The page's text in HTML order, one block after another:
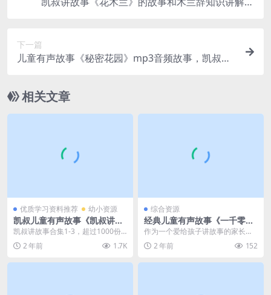
下一篇
儿童有声故事《秘密花园》mp3音频故事，凯叔讲
相关文章
优质学习资料推荐 幼小资源
凯叔儿童有声故事《凯叔讲故
事大合集【已完结】》超1000
事资源百度网盘下载
凯叔讲故事合集1-3，超过1000份
的音频故事文件，让孩子一次听过
过瘾，欢迎下载...
2 年前 1.7K
综合资源
经典儿童有声故事《一千零一
夜》完整版 mp3音频文件，
作为一个爱给孩子讲故事的家长，
我深知经典故事对孩子的吸引力。
《一千零一夜》就是这...
2 年前 152